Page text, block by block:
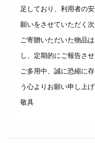
足しており、利用者の
願いをさせていただく次
ご寄贈いただいた物品
し、定期的にご報告さ
ご多用中、誠に恐縮に
う心よりお願い申し上げ
敬具